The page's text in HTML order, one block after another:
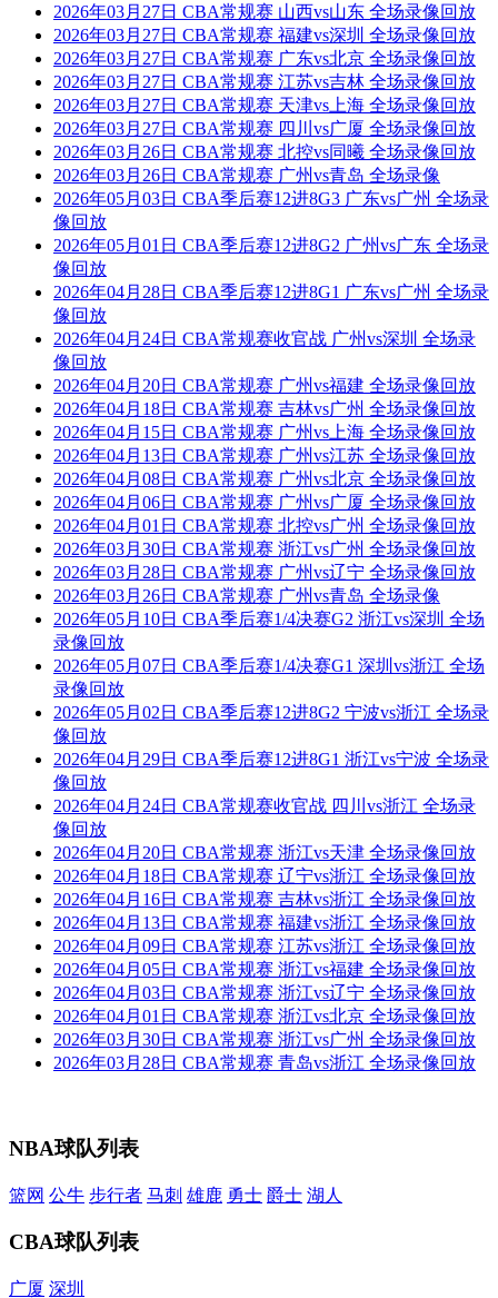
2026年03月27日 CBA常规赛 山西vs山东 全场录像回放
2026年03月27日 CBA常规赛 福建vs深圳 全场录像回放
2026年03月27日 CBA常规赛 广东vs北京 全场录像回放
2026年03月27日 CBA常规赛 江苏vs吉林 全场录像回放
2026年03月27日 CBA常规赛 天津vs上海 全场录像回放
2026年03月27日 CBA常规赛 四川vs广厦 全场录像回放
2026年03月26日 CBA常规赛 北控vs同曦 全场录像回放
2026年03月26日 CBA常规赛 广州vs青岛 全场录像
2026年05月03日 CBA季后赛12进8G3 广东vs广州 全场录
像回放
2026年05月01日 CBA季后赛12进8G2 广州vs广东 全场录
像回放
2026年04月28日 CBA季后赛12进8G1 广东vs广州 全场录
像回放
2026年04月24日 CBA常规赛收官战 广州vs深圳 全场录
像回放
2026年04月20日 CBA常规赛 广州vs福建 全场录像回放
2026年04月18日 CBA常规赛 吉林vs广州 全场录像回放
2026年04月15日 CBA常规赛 广州vs上海 全场录像回放
2026年04月13日 CBA常规赛 广州vs江苏 全场录像回放
2026年04月08日 CBA常规赛 广州vs北京 全场录像回放
2026年04月06日 CBA常规赛 广州vs广厦 全场录像回放
2026年04月01日 CBA常规赛 北控vs广州 全场录像回放
2026年03月30日 CBA常规赛 浙江vs广州 全场录像回放
2026年03月28日 CBA常规赛 广州vs辽宁 全场录像回放
2026年03月26日 CBA常规赛 广州vs青岛 全场录像
2026年05月10日 CBA季后赛1/4决赛G2 浙江vs深圳 全场
录像回放
2026年05月07日 CBA季后赛1/4决赛G1 深圳vs浙江 全场
录像回放
2026年05月02日 CBA季后赛12进8G2 宁波vs浙江 全场录
像回放
2026年04月29日 CBA季后赛12进8G1 浙江vs宁波 全场录
像回放
2026年04月24日 CBA常规赛收官战 四川vs浙江 全场录
像回放
2026年04月20日 CBA常规赛 浙江vs天津 全场录像回放
2026年04月18日 CBA常规赛 辽宁vs浙江 全场录像回放
2026年04月16日 CBA常规赛 吉林vs浙江 全场录像回放
2026年04月13日 CBA常规赛 福建vs浙江 全场录像回放
2026年04月09日 CBA常规赛 江苏vs浙江 全场录像回放
2026年04月05日 CBA常规赛 浙江vs福建 全场录像回放
2026年04月03日 CBA常规赛 浙江vs辽宁 全场录像回放
2026年04月01日 CBA常规赛 浙江vs北京 全场录像回放
2026年03月30日 CBA常规赛 浙江vs广州 全场录像回放
2026年03月28日 CBA常规赛 青岛vs浙江 全场录像回放
NBA球队列表
篮网 公牛 步行者 马刺 雄鹿 勇士 爵士 湖人
CBA球队列表
广厦 深圳